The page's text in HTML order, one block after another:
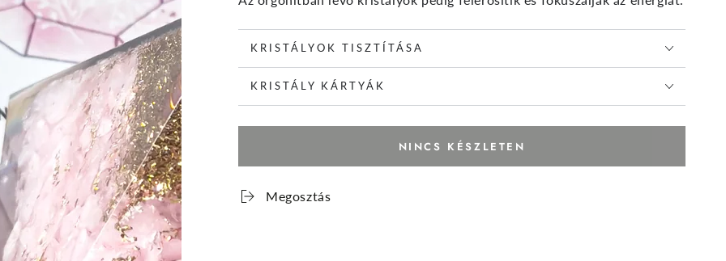
KRISTÁLYOK TISZTÍTÁSA
KRISTÁLY KÁRTYÁK
NINCS KÉSZLETEN
Megosztás